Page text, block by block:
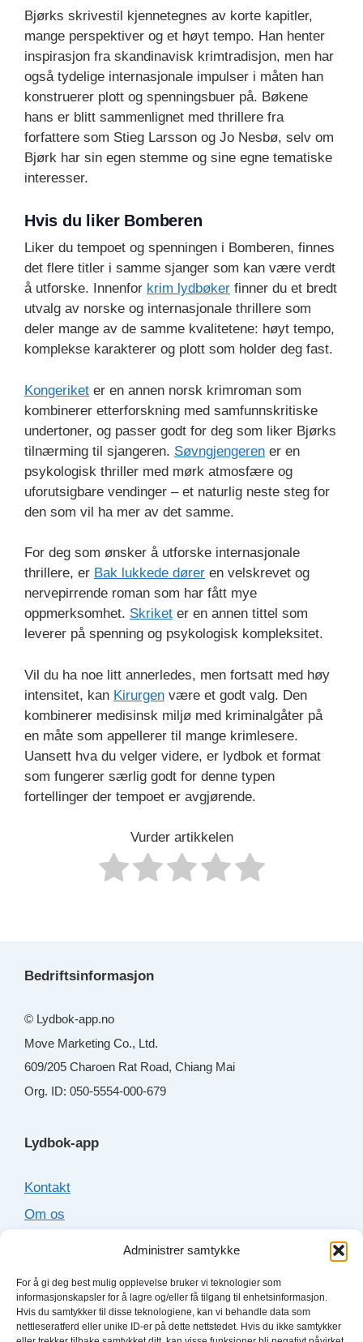
Administrer samtykke
For å gi deg best mulig opplevelse bruker vi teknologier som
informasjonskapsler for å lagre og/eller få tilgang til enhetsinformasjon.
Hvis du samtykker til disse teknologiene, kan vi behandle data som
nettleseratferd eller unike ID-er på dette nettstedet. Hvis du ikke samtykker
Bjørks skrivestil kjennetegnes av korte kapitler,
mange perspektiver og et høyt tempo. Han henter
inspirasjon fra skandinavisk krimtradisjon, men har
også tydelige internasjonale impulser i måten han
konstruerer plott og spenningsbuer på. Bøkene
hans er blitt sammenlignet med thrillere fra
forfattere som Stieg Larsson og Jo Nesbø, selv om
Bjørk har sin egen stemme og sine egne tematiske
interesser.
Hvis du liker Bomberen
Liker du tempoet og spenningen i Bomberen, finnes
det flere titler i samme sjanger som kan være verdt
å utforske. Innenfor krim lydbøker finner du et bredt
utvalg av norske og internasjonale thrillere som
deler mange av de samme kvalitetene: høyt tempo,
komplekse karakterer og plott som holder deg fast.
Kongeriket er en annen norsk krimroman som
kombinerer etterforskning med samfunnskritiske
undertoner, og passer godt for deg som liker Bjørks
tilnærming til sjangeren. Søvngjengeren er en
psykologisk thriller med mørk atmosfære og
uforutsigbare vendinger – et naturlig neste steg for
den som vil ha mer av det samme.
For deg som ønsker å utforske internasjonale
thrillere, er Bak lukkede dører en velskrevet og
nervepirrende roman som har fått mye
oppmerksomhet. Skriket er en annen tittel som
leverer på spenning og psykologisk kompleksitet.
Vil du ha noe litt annerledes, men fortsatt med høy
intensitet, kan Kirurgen være et godt valg. Den
kombinerer medisinsk miljø med kriminalgåter på
en måte som appellerer til mange krimlesere.
Uansett hva du velger videre, er lydbok et format
som fungerer særlig godt for denne typen
fortellinger der tempoet er avgjørende.
Vurder artikkelen
Bedriftsinformasjon
© Lydbok-app.no
Move Marketing Co., Ltd.
609/205 Charoen Rat Road, Chiang Mai
Org. ID: 050-5554-000-679
Lydbok-app
Kontakt
Om os
Lydboktjenester